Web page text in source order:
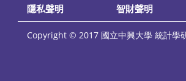
隱私聲明 智財聲明
Copyright © 2017 國立中興大學 統計學